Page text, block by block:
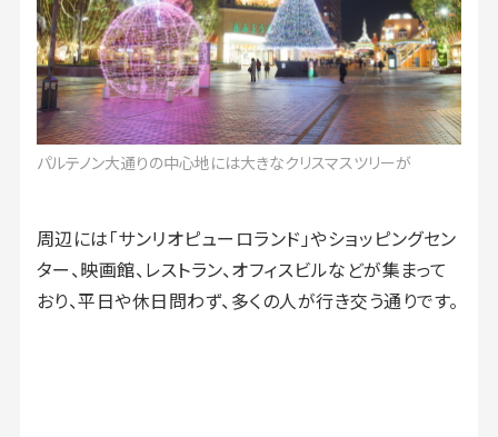
パルテノン大通りの中心地には大きなクリスマスツリーが
周辺には「サンリオピューロランド」やショッピングセン
ター、映画館、レストラン、オフィスビルなどが集まって
おり、平日や休日問わず、多くの人が行き交う通りです。